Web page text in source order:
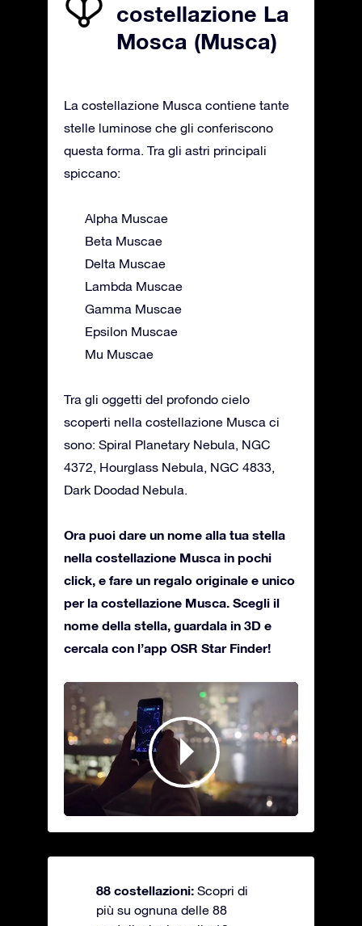
costellazione La
Mosca (Musca)
La costellazione Musca contiene tante
stelle luminose che gli conferiscono
questa forma. Tra gli astri principali
spiccano:
Alpha Muscae
Beta Muscae
Delta Muscae
Lambda Muscae
Gamma Muscae
Epsilon Muscae
Mu Muscae
Tra gli oggetti del profondo cielo
scoperti nella costellazione Musca ci
sono: Spiral Planetary Nebula, NGC
4372, Hourglass Nebula, NGC 4833,
Dark Doodad Nebula.
Ora puoi dare un nome alla tua stella
nella costellazione Musca in pochi
click, e fare un regalo originale e unico
per la costellazione Musca. Scegli il
nome della stella, guardala in 3D e
cercala con l’app OSR Star Finder!
88 costellazioni: Scopri di
più su ognuna delle 88